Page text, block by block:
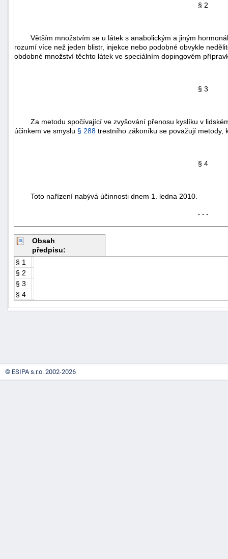
§ 2
Větším množstvím se u látek s anabolickým a jiným
rozumí více než jeden blistr, injekce nebo podobné obvykle
obdobné množství těchto látek ve speciálním dopingovém
§ 3
Za metodu spočívající ve zvyšování přenosu kyslíku v
účinkem ve smyslu § 288 trestního zákoníku se považují metody,
§ 4
Toto nařízení nabývá účinnosti dnem 1. ledna 2010.
. . .
Obsah
předpisu:
§ 1
§ 2
§ 3
§ 4
+náhrady
© ESIPA s.r.o. 2002-2026